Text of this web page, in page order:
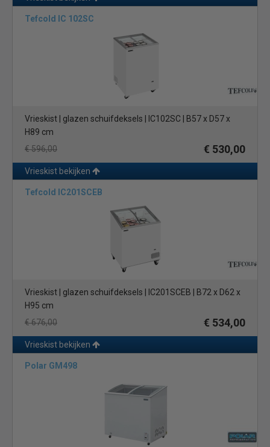
Tefcold IC 102SC
Vrieskist | glazen schuifdeksels | IC102SC | B57 x D57 x
H89 cm
€ 596,00
€ 530,00
Vrieskist bekijken
Tefcold IC201SCEB
Vrieskist | glazen schuifdeksels | IC201SCEB | B72 x D62 x
H95 cm
€ 676,00
€ 534,00
Vrieskist bekijken
Polar GM498